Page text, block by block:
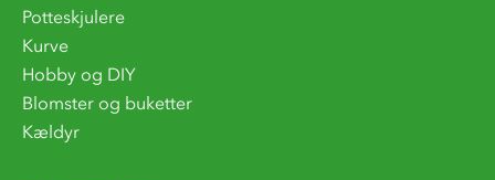
Potteskjulere
Kurve
Hobby og DIY
Blomster og buketter
Kældyr